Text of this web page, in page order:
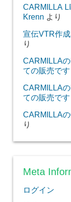
CARMILLA
Krenn より
宣伝VTR作成
り
CARMILLA
ての販売です
CARMILLA
ての販売です
CARMILLA
り
Meta
ログイン